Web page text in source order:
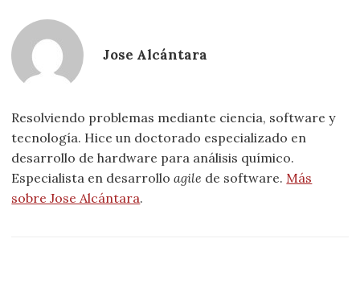
Jose Alcántara
Resolviendo problemas mediante ciencia, software y
tecnología. Hice un doctorado especializado en
desarrollo de hardware para análisis químico.
Especialista en desarrolloagile de software. Más
sobre Jose Alcántara.